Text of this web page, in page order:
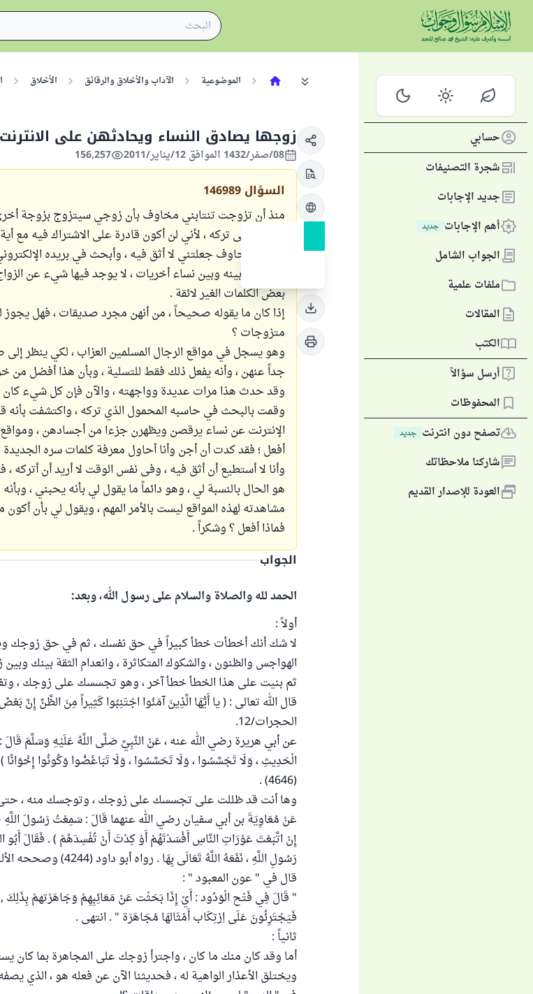
حسابي
شجرة التصنيفات
جديد الإجابات
أهم الإجابات جديد
الجواب الشامل
ملفات علمية
المقالات
الكتب
أرسل سؤالاً
المحفوظات
تصفح دون انترنت جديد
شاركنا ملاحظاتك
العودة للإصدار القديم
الموضوعية الآداب والأخلاق والرقائق الأخلاق
زوجها يصادق النساء ويحادثهن على
08/صفر/1432 الموافق 12/يناير/2011 156,257
السؤال 146989
منذ أن تزوجت تنتابني مخاوف بأن زوجي سيتزوج بزوجة
مجبرة على تركه ، لأني لن أكون قادرة على الاشتراك فيه مع
وهذه المخاوف جعلتني لا أثق فيه ، وأبحث في بريده
مراسلات بينه وبين نساء أخريات ، لا يوجد فيها شيء عن
بعض الكلمات الغير لائقة .
إذا كان ما يقوله صحيحاً ، من أنهن مجرد صديقات ، فهل
متزوجات ؟
وهو يسجل في مواقع الرجال المسلمين العزاب ، لكي ينظر إلى
جداً عنهن ، وأنه يفعل ذلك فقط للتسلية ، وبأن هذا أفضل من
وقد حدث هذا مرات عديدة وواجهته ، والآن فإن كل شيء كان
وقمت بالبحث في حاسبه المحمول الذي تركه ، واكتشفت بأنه
الإنترنت عن نساء يرقصن ويظهرن جزءا من أجسادهن ، ومواقع
أفعل ؛ فقد كدت أن أجن وأنا أحاول معرفة كلمات سره الجديدة
وأنا لا أستطيع أن أثق فيه ، وفى نفس الوقت لا أريد أن أتركه ،
هو الحال بالنسبة لي ، وهو دائماً ما يقول لي بأنه يحبني ،
مشاهدته لهذه المواقع ليست بالأمر المهم ، ويقول لي بأن أكون
فماذا أفعل ؟ وشكراً .
الجواب
الحمد لله والصلاة والسلام على رسول الله، وبعد:
أولاً :
لا شك أنك أخطأت خطأ كبيراً في حق نفسك ، ثم في حق زوجك
الهواجس والظنون ، والشكوك المتكاثرة ، وانعدام الثقة بينك
ثم بنيت على هذا الخطأ خطأ آخر ، وهو تجسسك على زوجك ،
قال الله تعالى : ( يا أَيُّهَا الَّذِينَ آمَنُوا اجْتَنِبُوا كَثِيراً مِنَ الظَّنِّ إِنَّ
الحجرات/12.
عن أبي هريرة رضي الله عنه ، عَنْ النَّبِيِّ صَلَّى اللَّهُ عَلَيْهِ وَسَلَّمَ
(4646) .
وها أنت قد ظللت على تجسسك على زوجك ، وتوجسك منه ،
عَنْ مُعَاوِيَةَ بن أبي سفيان رضي الله عنهما قَالَ : سَمِعْتُ رَسُولَ
إِنْ اتَّبَعْتَ عَوْرَاتِ النَّاسِ أَفْسَدْتَهُمْ أَوْ كِدْتَ أَنْ تُفْسِدَهُمْ ) . فَقَالَ أَبُو
رَسُولِ اللَّهِ ، نَفَعَهُ اللَّهُ تَعَالَى بِهَا . رواه أبو داود (4244) وصححه الألباني .
قال في " عون المعبود " :
" قَالَ فِي فَتْح الْوَدُود : أَيْ إِذَا بَحَثْت عَنْ مَعَائِبِهِمْ وَجَاهَرْتهمْ بِذَلِكَ
فَيَجْتَرِئُونَ عَلَى اِرْتِكَاب أَمْثَالهَا مُجَاهَرَة " . انتهى .
ثانياً :
أما وقد كان منك ما كان ، واجترأ زوجك على المجاهرة بما كان
ويختلق الأعذار الواهية له ، فحديثنا الآن عن فعله هو ، الذي